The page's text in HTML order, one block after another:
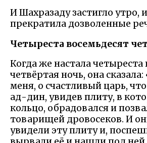
И Шахразаду застигло утро,
прекратила дозволенные
Четыреста восемьдесят
Когда же настала четыреста
четвёртая ночь, она
меня, о счастливый царь,
ад-дин, увидев плиту, в
кольцо, обрадовался и
товарищей дровосеков. И
увидели эту плиту и,